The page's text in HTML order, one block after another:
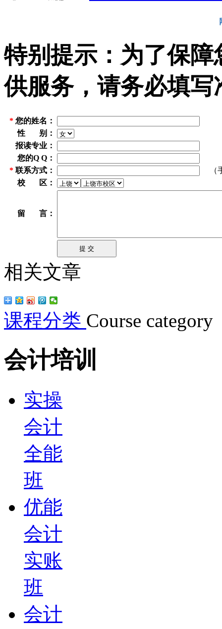
特别提示：为了保
供服务，请务必填
* 您的姓名：
性 别：
报读专业：
您的Q Q：
* 联系方式：
（
校 区：
留 言：
相关文章
课程分类 Course category
会计培训
实操
会计
全能
班
优能
会计
实账
班
会计